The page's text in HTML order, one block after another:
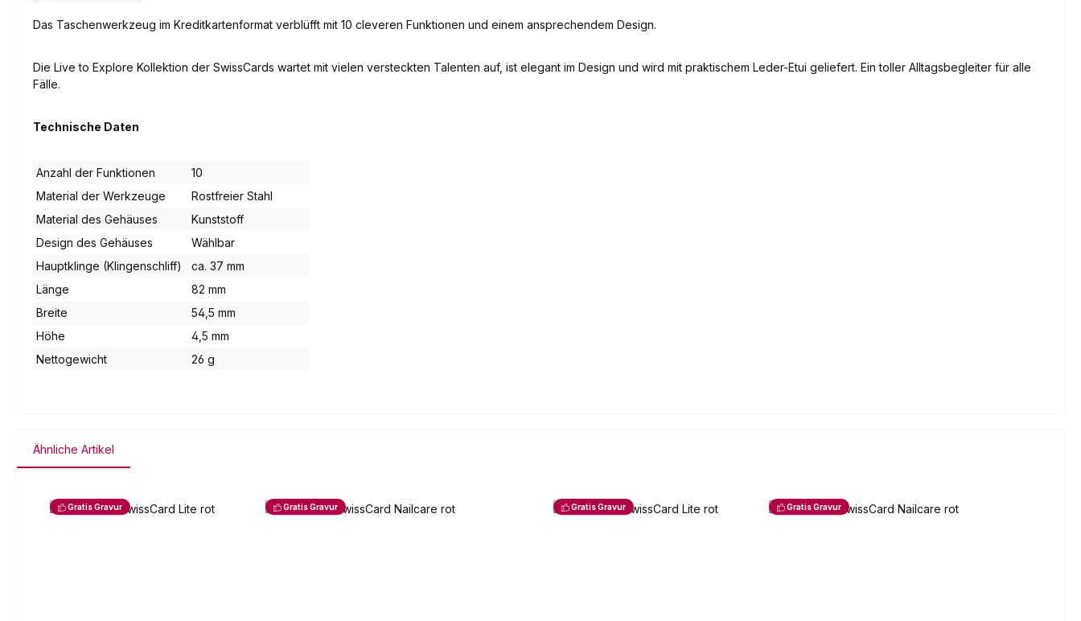
Das Taschenwerkzeug im Kreditkartenformat verblüfft mit 10 cleveren Funktionen und einem ansprechendem Design.
Die Live to Explore Kollektion der SwissCards wartet mit vielen versteckten Talenten auf, ist elegant im Design und wird mit praktischem Leder-Etui geliefert. Ein toller Alltagsbegleiter für alle
Fälle.
Technische Daten
Anzahl der Funktionen
10
Material der Werkzeuge
Rostfreier Stahl
Material des Gehäuses
Kunststoff
Design des Gehäuses
Wählbar
Hauptklinge (Klingenschliff)
ca. 37 mm
Länge
82 mm
Breite
54,5 mm
Höhe
4,5 mm
Nettogewicht
26 g
Ähnliche Artikel
Gratis Gravur Gratis Gravur Gratis Gravur Gratis Gravur